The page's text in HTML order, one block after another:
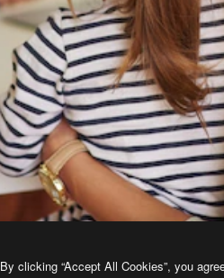
By clicking “Accept All Cookies”, you